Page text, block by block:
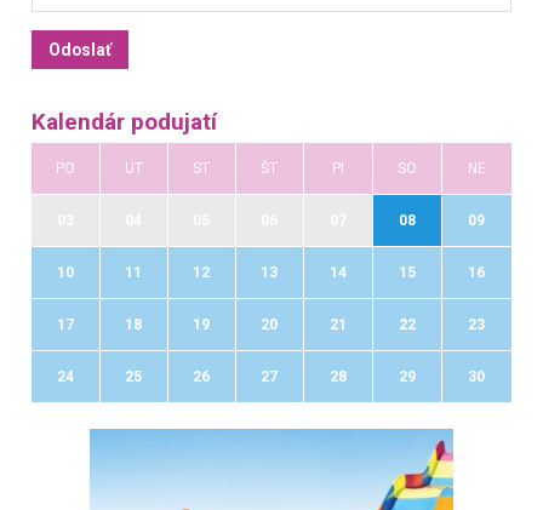
Kalendár podujatí
PO UT ST ŠT PI SO NE
08 09
10 11 12 13 14 15 16
17 18 19 20 21 22 23
24 25 26 27 28 29 30